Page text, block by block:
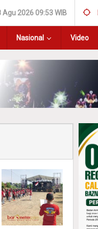
Agu 2026 09:53 WIB
Nasional Video